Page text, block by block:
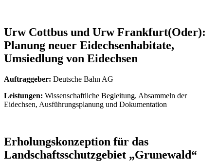
Urw Cottbus und Urw Frankfurt(Oder):
Planung neuer Eidechsenhabitate,
Umsiedlung von Eidechsen
Auftraggeber: Deutsche Bahn AG
Leistungen: Wissenschaftliche Begleitung, Absammeln der
Eidechsen, Ausführungsplanung und Dokumentation
Erholungskonzeption für das
Landschaftsschutzgebiet „Grunewald“